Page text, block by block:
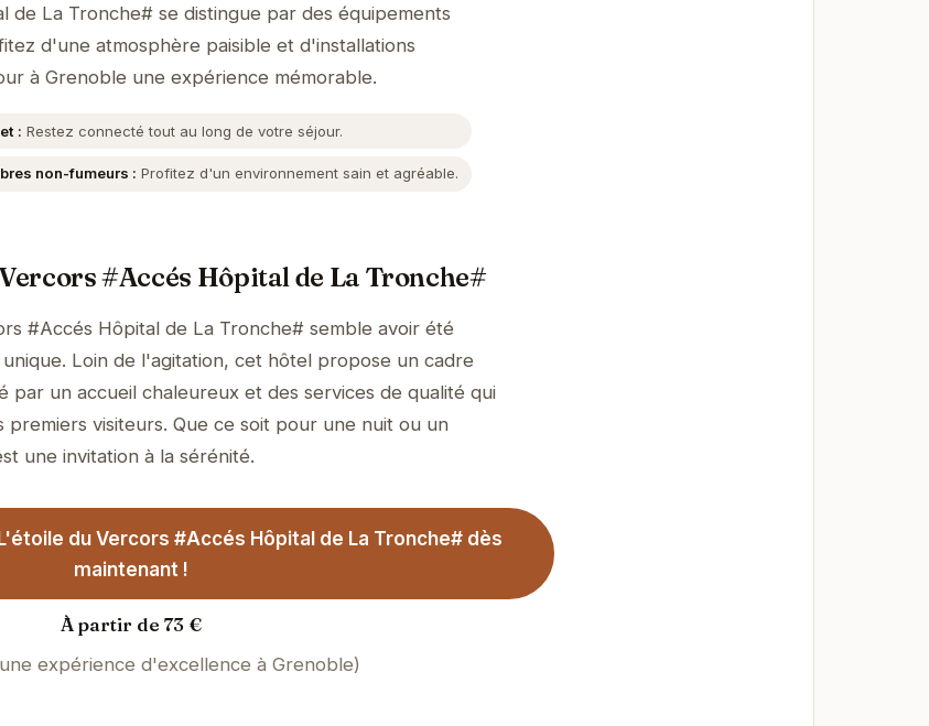
de La Tronche# se distingue par des équipements
d'une atmosphère paisible et d'installations
à Grenoble une expérience mémorable.
: Restez connecté tout au long de votre séjour.
non-fumeurs : Profitez d'un environnement sain et agréable.
#Accés Hôpital de La Tronche#
#Accés Hôpital de La Tronche# semble avoir été
Loin de l'agitation, cet hôtel propose un cadre
un accueil chaleureux et des services de qualité qui
visiteurs. Que ce soit pour une nuit ou un
une invitation à la sérénité.
du Vercors #Accés Hôpital de La Tronche# dès
maintenant !
À partir de 73 €
expérience d'excellence à Grenoble)